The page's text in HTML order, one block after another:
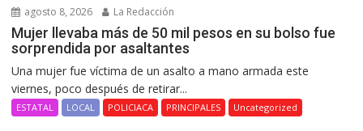
agosto 8, 2026 La Redacción
Mujer llevaba más de 50 mil pesos en su bolso fue
sorprendida por asaltantes
Una mujer fue víctima de un asalto a mano armada este
viernes, poco después de retirar...
ESTATAL LOCAL POLICIACA PRINCIPALES Uncategorized